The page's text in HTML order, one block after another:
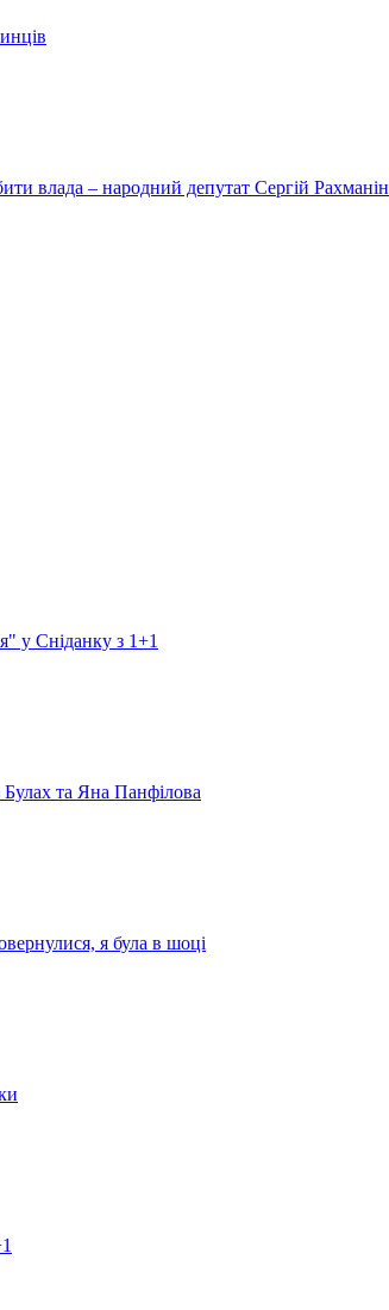
влада – народний депутат Сергій Рахманін
у Сніданку з 1+1
Булах та Яна Панфілова
я була в шоці